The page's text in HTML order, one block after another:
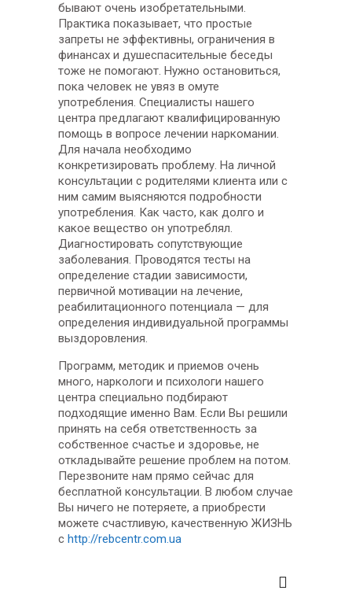
бывают очень изобретательными.
Практика показывает, что простые
запреты не эффективны, ограничения в
финансах и душеспасительные беседы
тоже не помогают. Нужно остановиться,
пока человек не увяз в омуте
употребления. Специалисты нашего
центра предлагают квалифицированную
помощь в вопросе лечении наркомании.
Для начала необходимо
конкретизировать проблему. На личной
консультации с родителями клиента или с
ним самим выясняются подробности
употребления. Как часто, как долго и
какое вещество он употреблял.
Диагностировать сопутствующие
заболевания. Проводятся тесты на
определение стадии зависимости,
первичной мотивации на лечение,
реабилитационного потенциала — для
определения индивидуальной программы
выздоровления.
Программ, методик и приемов очень
много, наркологи и психологи нашего
центра специально подбирают
подходящие именно Вам. Если Вы решили
принять на себя ответственность за
собственное счастье и здоровье, не
откладывайте решение проблем на потом.
Перезвоните нам прямо сейчас для
бесплатной консультации. В любом случае
Вы ничего не потеряете, а приобрести
можете счастливую, качественную ЖИЗНЬ
с http://rebcentr.com.ua